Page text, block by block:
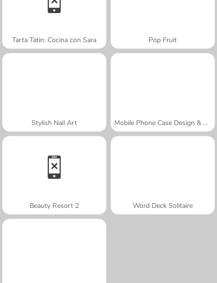
Tarta Tatin: Cocina con Sara Pop Fruit
Stylish Nail Art Mobile Phone Case Design & DIY
Beauty Resort 2 Word Deck Solitaire